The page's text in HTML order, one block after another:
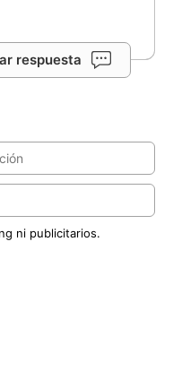
respuesta
ni publicitarios.